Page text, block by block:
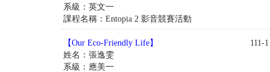
系級：英文一
課程名稱：Entopia 2 影音競賽活動
【Our Eco-Friendly Life】
姓名：張逸雯
系級：應美一
111-1